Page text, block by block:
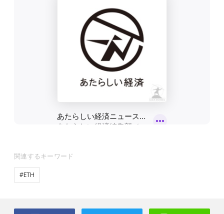
関連するキーワード
#ETH